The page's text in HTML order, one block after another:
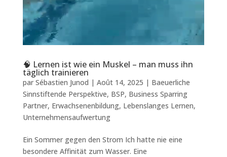
🧠 Lernen ist wie ein Muskel – man muss ihn
täglich trainieren
par Sébastien Junod | Août 14, 2025 | Baeuerliche
Sinnstiftende Perspektive, BSP, Business Sparring
Partner, Erwachsenenbildung, Lebenslanges Lernen,
Unternehmensaufwertung
Ein Sommer gegen den Strom Ich hatte nie eine
besondere Affinität zum Wasser. Eine